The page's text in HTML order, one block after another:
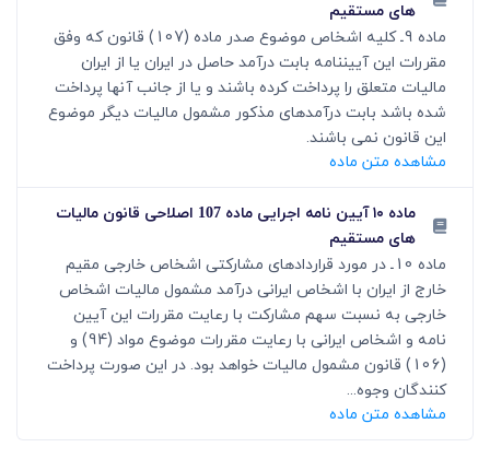
های مستقیم
ماده 9ـ کلیه اشخاص موضوع صدر ماده (107) قانون که وفق
مقررات این آیین‏نامه بابت درآمد حاصل در ایران یا از ایران
مالیات متعلق را پرداخت کرده باشند و یا از جانب آن‏ها پرداخت
شده باشد بابت درآمدهای مذکور مشمول مالیات دیگر موضوع
این قانون نمی باشند.
مشاهده متن ماده
ماده ۱۰ آیین نامه اجرایی ماده 107 اصلاحی قانون مالیات
های مستقیم
ماده 10ـ در مورد قراردادهای مشارکتی اشخاص خارجی مقیم
خارج از ایران با اشخاص ایرانی درآمد مشمول مالیات اشخاص
خارجی به نسبت سهم مشارکت با رعایت مقررات این آیین
نامه و اشخاص ایرانی با رعایت مقررات موضوع مواد (94) و
(106) قانون مشمول مالیات خواهد بود. در این صورت پرداخت
کنندگان وجوه...
مشاهده متن ماده